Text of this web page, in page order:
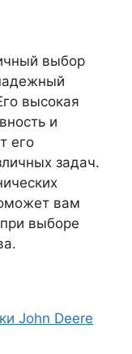
выбор
высокая
и
его
задач.
вам
выборе
John Deere